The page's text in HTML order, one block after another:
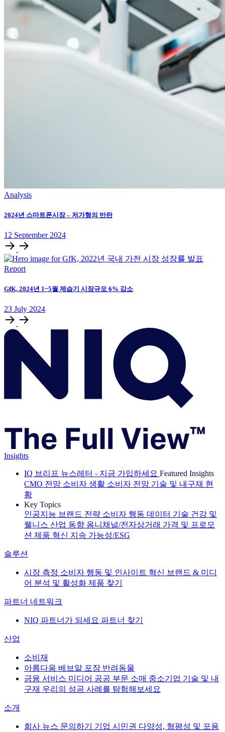
Analysis
2024년 스마트폰시장 – 저가형의 반란
12 September 2024
Report
GfK, 2024년 1~5월 제습기 시장규모 6% 감소
23 July 2024
Insights
IQ 브리프 뉴스레터 - 지금 가입하세요 Featured Insights
CMO 전망 소비자 생활 소비자 전망 기술 및 내구재 현
황
Key Topics
인공지능 브랜드 전략 소비자 행동 데이터 기술 건강 및
웰니스 산업 동향 옴니채널/전자상거래 가격 및 프로모
션 제품 혁신 지속 가능성/ESG
솔루션
시장 측정 소비자 행동 및 인사이트 혁신 브랜드 & 미디
어 분석 및 활성화 제품 찾기
파트너 네트워크
NIQ 파트너가 되세요 파트너 찾기
산업
소비재
아름다움 베브알 포장 반려동물
금융 서비스 미디어 공공 부문 소매 중소기업 기술 및 내
구재 우리의 성공 사례를 탐험해보세요
소개
회사 뉴스 문의하기 기업 시민권 다양성, 형평성 및 포용